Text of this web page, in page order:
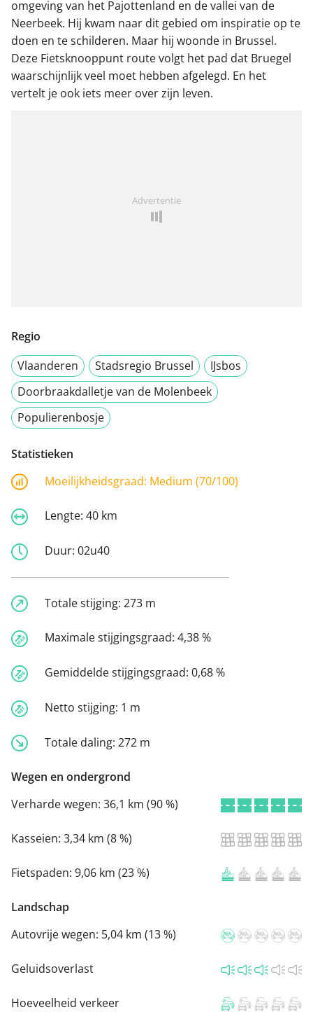
omgeving van het Pajottenland en de vallei van de
Neerbeek. Hij kwam naar dit gebied om inspiratie op te
doen en te schilderen. Maar hij woonde in Brussel.
Deze Fietsknooppunt route volgt het pad dat Bruegel
waarschijnlijk veel moet hebben afgelegd. En het
vertelt je ook iets meer over zijn leven.
Advertentie
Regio
Vlaanderen
Stadsregio Brussel
IJsbos
Doorbraakdalletje van de Molenbeek
Populierenbosje
Statistieken
Moeilijkheidsgraad: Medium (70/100)
Lengte: 40 km
Duur: 02u40
Totale stijging: 273 m
Maximale stijgingsgraad: 4,38 %
Gemiddelde stijgingsgraad: 0,68 %
Netto stijging: 1 m
Totale daling: 272 m
Wegen en ondergrond
Verharde wegen: 36,1 km (90 %)
Kasseien: 3,34 km (8 %)
Fietspaden: 9,06 km (23 %)
Landschap
Autovrije wegen: 5,04 km (13 %)
Geluidsoverlast
Hoeveelheid verkeer